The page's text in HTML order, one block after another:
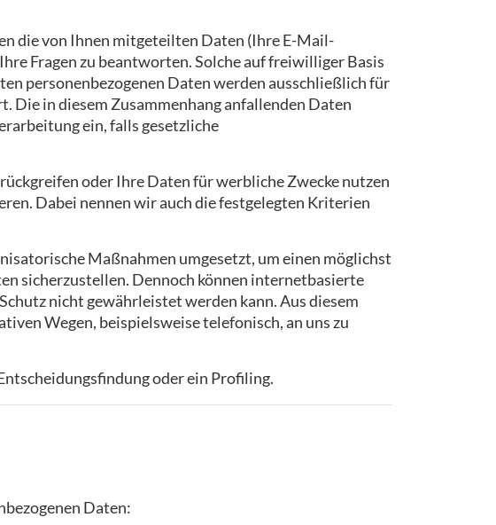
die von Ihnen mitgeteilten Daten (Ihre E-Mail-
Fragen zu beantworten. Solche auf freiwilliger Basis
personenbezogenen Daten werden ausschließlich für
Die in diesem Zusammenhang anfallenden Daten
ein, falls gesetzliche
oder Ihre Daten für werbliche Zwecke nutzen
Dabei nennen wir auch die festgelegten Kriterien
Maßnahmen umgesetzt, um einen möglichst
sicherzustellen. Dennoch können internetbasierte
nicht gewährleistet werden kann. Aus diesem
Wegen, beispielsweise telefonisch, an uns zu
oder ein Profiling.
Daten: